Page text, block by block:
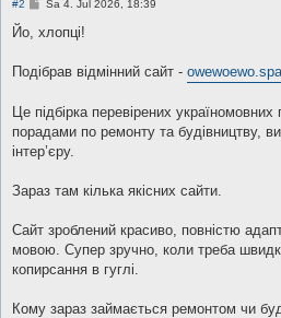
#2
i
a
Sa 4. Jul 2026, 18:39
Йо, хлопці!
Подібрав відмінний сайт -
Це підбірка перевірених
порадами по ремонту та будівництву,
інтер’єру.
Зараз там кілька якісних сайти.
Сайт зроблений красиво, повністю
мовою. Супер зручно, коли треба
копирсання в гуглі.
Кому зараз займається ремонтом чи